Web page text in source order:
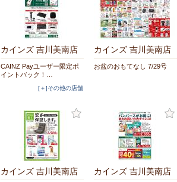
カインズ 吉川美南店
CAINZ Payユーザー限定ポ
イントバック！…
[＋]その他の店舗
カインズ 吉川美南店
お盆のおもてなし 7/29号
カインズ 吉川美南店 カインズ 吉川美南店